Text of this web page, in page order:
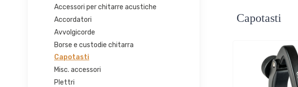
Accessori per chitarre acustiche
Accordatori
Avvolgicorde
Borse e custodie chitarra
Capotasti
Misc. accessori
Plettri
Capotasti